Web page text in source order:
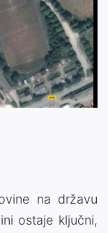
na državu
ostaje ključni,